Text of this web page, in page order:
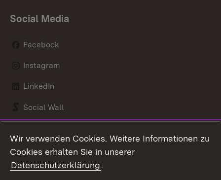
Social Media
Facebook
Instagram
LinkedIn
Social Wall
Kontakt
Wir verwenden Cookies. Weitere Informationen zu
Cookies erhalten Sie in unserer
Datenschutzerklärung.